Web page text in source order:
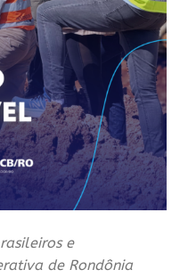
e
de Rondônia